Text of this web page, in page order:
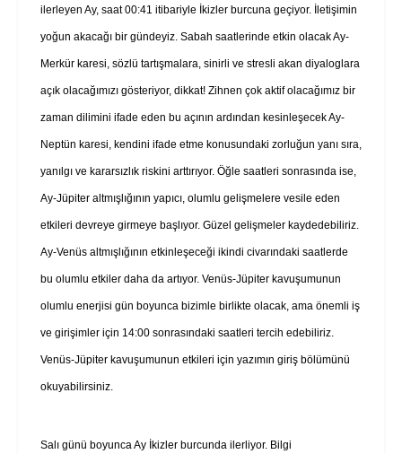
ilerleyen Ay, saat 00:41 itibariyle İkizler burcuna geçiyor. İletişimin
yoğun akacağı bir gündeyiz. Sabah saatlerinde etkin olacak Ay-
Merkür karesi, sözlü tartışmalara, sinirli ve stresli akan diyaloglara
açık olacağımızı gösteriyor, dikkat! Zihnen çok aktif olacağımız bir
zaman dilimini ifade eden bu açının ardından kesinleşecek Ay-
Neptün karesi, kendini ifade etme konusundaki zorluğun yanı sıra,
yanılgı ve kararsızlık riskini arttırıyor. Öğle saatleri sonrasında ise,
Ay-Jüpiter altmışlığının yapıcı, olumlu gelişmelere vesile eden
etkileri devreye girmeye başlıyor. Güzel gelişmeler kaydedebiliriz.
Ay-Venüs altmışlığının etkinleşeceği ikindi civarındaki saatlerde
bu olumlu etkiler daha da artıyor. Venüs-Jüpiter kavuşumunun
olumlu enerjisi gün boyunca bizimle birlikte olacak, ama önemli iş
ve girişimler için 14:00 sonrasındaki saatleri tercih edebiliriz.
Venüs-Jüpiter kavuşumunun etkileri için yazımın giriş bölümünü
okuyabilirsiniz.
Salı günü boyunca Ay İkizler burcunda ilerliyor. Bilgi